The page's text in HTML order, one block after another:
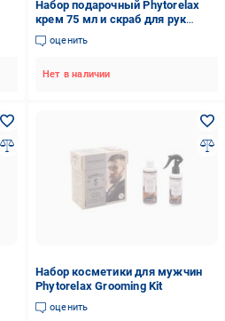
Набор подарочный Phytorelax
крем 75 мл и скраб для рук
масло ши 75 мл
оценить
Нет в наличии
Набор косметики для мужчин
Phytorelax Grooming Kit
оценить